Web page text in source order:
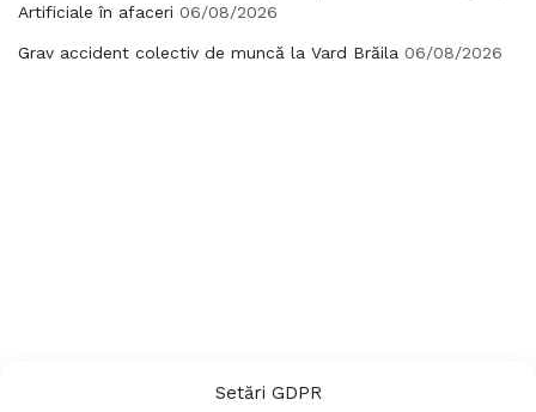
Setări GDPR
Artificiale în afaceri 06/08/2026
Grav accident colectiv de muncă la Vard Brăila 06/08/2026